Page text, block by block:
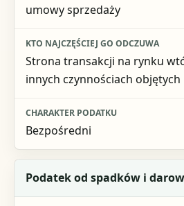
umowy sprzedaży
Strona transakcji na rynku
innych czynnościach objętych
Bezpośredni
Podatek od spadków i